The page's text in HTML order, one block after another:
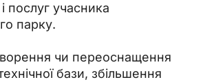
і послуг учасника
парку.
чи переоснащення
бази, збільшення